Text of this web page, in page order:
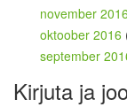
november 2016
oktoober 2016
september
Kirjuta ja